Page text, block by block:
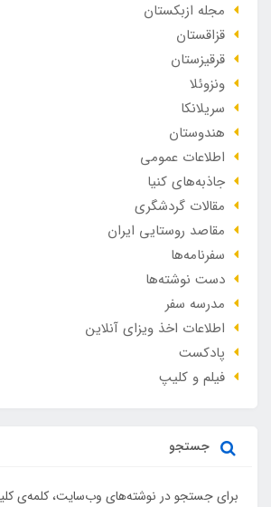
مجله ازبکستان
قزاقستان
قرقیزستان
ونزوئلا
سریلانکا
هندوستان
اطلاعات عمومی
جاذبه‌های کنیا
مقالات گردشگری
مقاصد روستایی ایران
سفرنامه‌ها
دست نوشته‌ها
مدرسه سفر
اطلاعات اخذ ویزای آنلاین
پادکست
فیلم و کلیپ
جستجو
برای جستجو در نوشته‌های وب‌سایت، کلمه‌ی